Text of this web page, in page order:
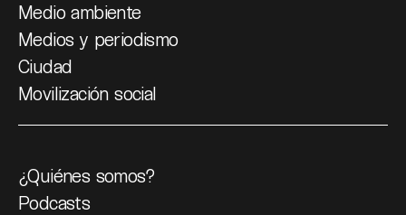
Medio ambiente
Medios y periodismo
Ciudad
Movilización social
¿Quiénes somos?
Podcasts